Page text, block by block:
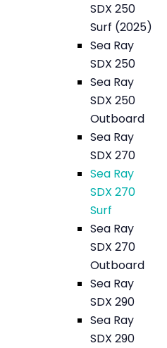
SDX 250
Surf (2025)
Sea Ray
SDX 250
Sea Ray
SDX 250
Outboard
Sea Ray
SDX 270
Sea Ray
SDX 270
Surf
Sea Ray
SDX 270
Outboard
Sea Ray
SDX 290
Sea Ray
SDX 290